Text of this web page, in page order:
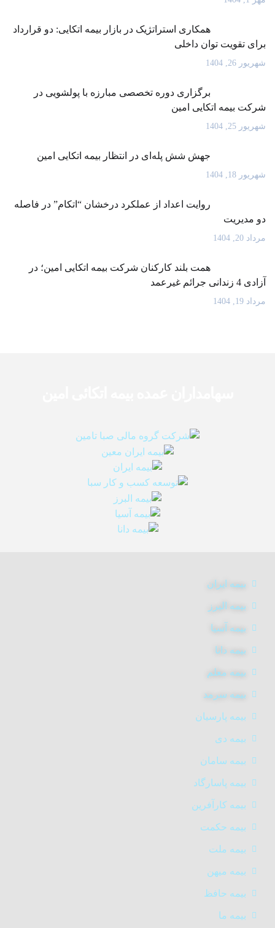
همکاری استراتژیک در بازار بیمه اتکایی: دو قرارداد
برای تقویت توان داخلی
شهریور 26, 1404
برگزاری دوره تخصصی مبارزه با پولشویی در
شرکت بیمه اتکایی امین
شهریور 25, 1404
جهش شش پله‌ای در انتظار بیمه اتکایی امین
شهریور 18, 1404
روایت اعداد از عملکرد درخشان “اتکام” در فاصله
دو مدیریت
مرداد 20, 1404
همت بلند کارکنان شرکت بیمه اتکایی امین؛ در
آزادی 4 زندانی جرائم غیرعمد
مرداد 19, 1404
بیمه ایران
بیمه البرز
بیمه آسیا
بیمه دانا
بیمه معلم
بیمه سرمد
بیمه پارسیان
بیمه دی
بیمه سامان
بیمه پاسارگاد
بیمه کارآفرین
بیمه حکمت
بیمه ملت
بیمه میهن
بیمه حافظ
بیمه ما